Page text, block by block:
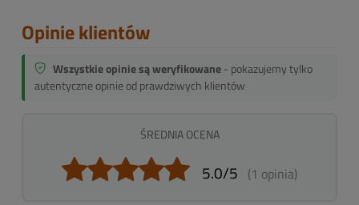
Opinie klientów
Wszystkie opinie są weryfikowane- pokazujemy tylko
autentyczne opinie od prawdziwych klientów
ŚREDNIA OCENA
5.0/5 (1 opinia)